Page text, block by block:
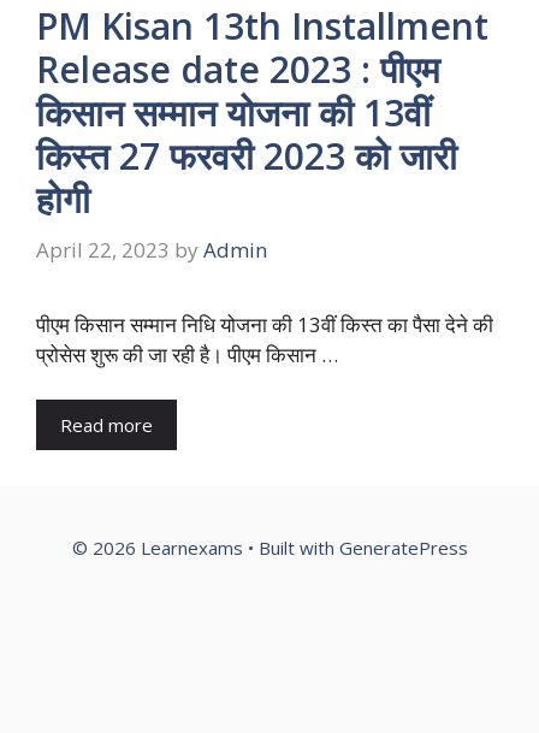
PM Kisan 13th Installment
Release date 2023 : पीएम
किसान सम्मान योजना की 13वीं
किस्त 27 फरवरी 2023 को जारी
होगी
April 22, 2023 by Admin
पीएम किसान सम्मान निधि योजना की 13वीं किस्त का पैसा देने की
प्रोसेस शुरू की जा रही है। पीएम किसान …
Read more
© 2026 Learnexams • Built with GeneratePress